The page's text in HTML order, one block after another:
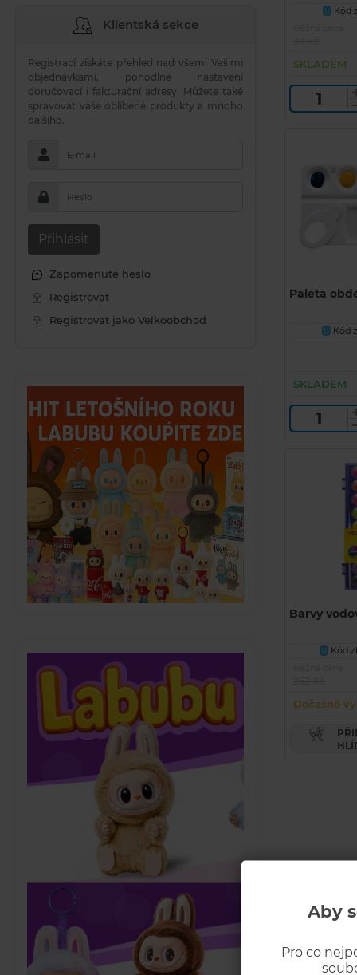
Aby
Pro co
U Kód
SKLADEM
Paleta
U Kód
SKLADEM
Barvy
U Kód
Dočasně
Klientská sekce
Registrací získáte přehled nad všemi Vašimi
objednávkami, pohodlné nastavení
doručovací i fakturační adresy. Můžete také
spravovat vaše oblíbené produkty a mnoho
dalšího.
E-mail
Heslo
Přihlásit
Zapomenuté heslo
Registrovat
Registrovat jako Velkoobchod